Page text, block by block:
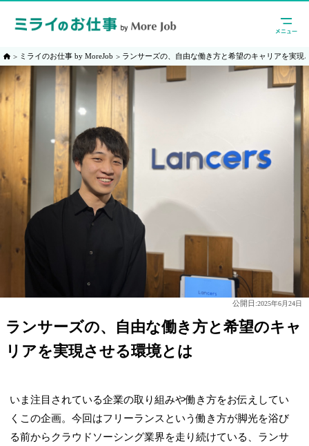
ミライのお仕事 by MoreJob ランサーズの、自由な働き方と希望のキャリアを実現
公開日:2025年6月24日
ランサーズの、自由な働き方と希望のキャ
リアを実現させる環境とは
いま注目されている企業の取り組みや働き方をお伝えしてい
くこの企画。今回はフリーランスという働き方が脚光を浴び
る前からクラウドソーシング業界を走り続けている、ランサ